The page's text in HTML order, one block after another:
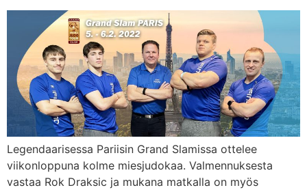
Legendaarisessa Pariisin Grand Slamissa ottelee
viikonloppuna kolme miesjudokaa. Valmennuksesta
vastaa Rok Draksic ja mukana matkalla on myös